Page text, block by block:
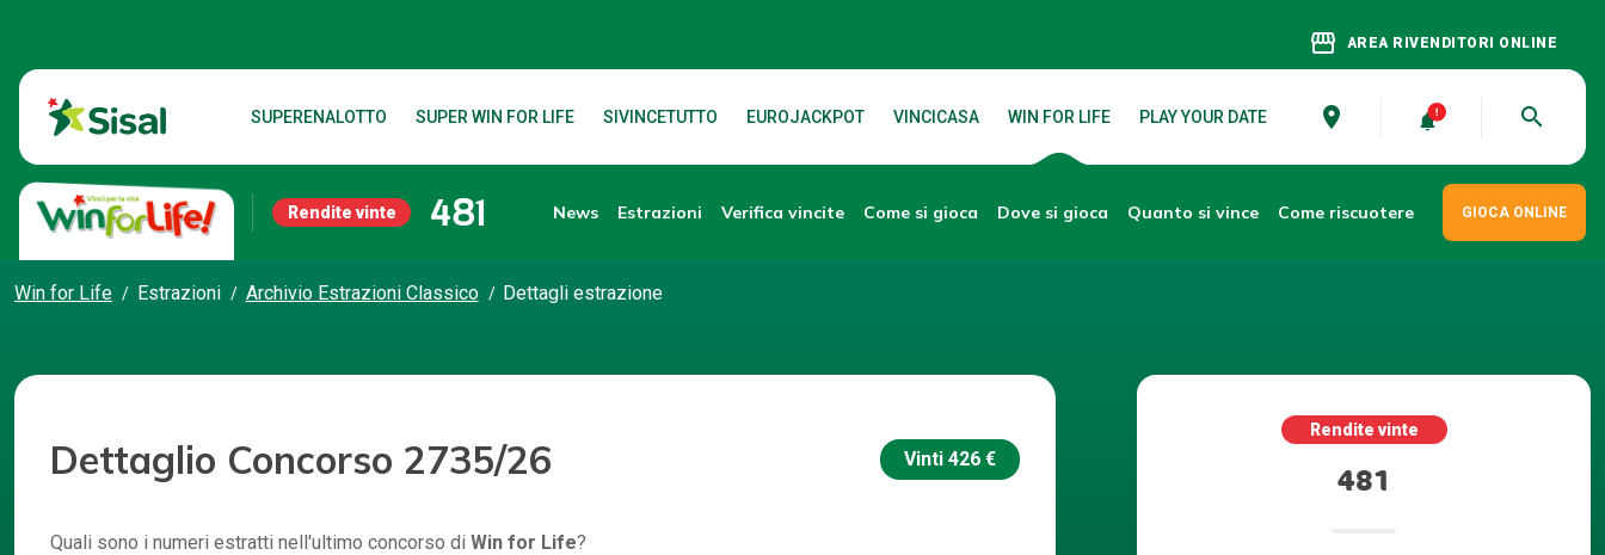
storefront AREA RIVENDITORI ONLINE
SUPERENALOTTO SUPER WIN FOR LIFE SIVINCETUTTO EUROJACKPOT VINCICASA WIN FOR LIFE PLAY YOUR DATE place search
Rendite vinte 481 News Estrazioni Verifica vincite Come si gioca Dove si gioca Quanto si vince Come riscuotere GIOCA ONLINE
Win for Life Estrazioni Archivio Estrazioni Classico Dettagli estrazione
Dettaglio Concorso 2735/26 Vinti 426 €
Quali sono i numeri estratti nell'ultimo concorso di Win for Life?
Rendite vinte
481